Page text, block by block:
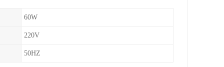
60W
220V
50HZ